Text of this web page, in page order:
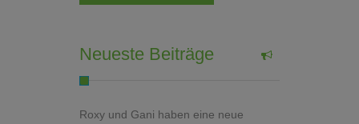
Neueste Beiträge
Roxy und Gani haben eine neue